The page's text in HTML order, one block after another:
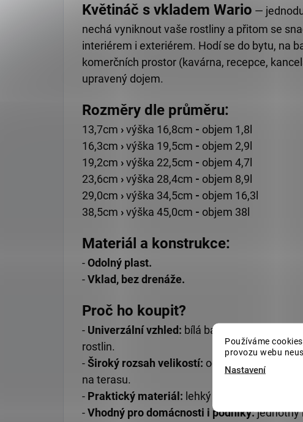
Používáme
provozu webu
Nastavení
Květináč s vkladem Wario —
nechá vyniknout vaše rostliny a přitom se
interiérem i exteriérem. Hodí se do bytu, na
komerčních prostor (kavárna, recepce,
upravený dojem.
Rozměry dle průměru:
13,7cm ›výška 16,8cm - objem 1,8l
16,3cm ›výška 19,5cm - objem 2,9l
19,2cm ›výška 22,5cm - objem 4,7l
23,6cm ›výška 28,4cm - objem 8,9l
29,0cm ›výška 34,5cm - objem 16,3l
38,5cm ›výška 45,0cm - objem 38l
Materiál a konstrukce:
-Odolný plast.
-Vklad, bez drenáže.
Proč ho koupit?
- Univerzální vzhled: bílá barva opticky
rostlin.
-Široký rozsah velikostí: od malých květin
na terasu.
- Praktický materiál: lehký a odolný plast
-Vhodný pro domácnosti i podniky:jednotný